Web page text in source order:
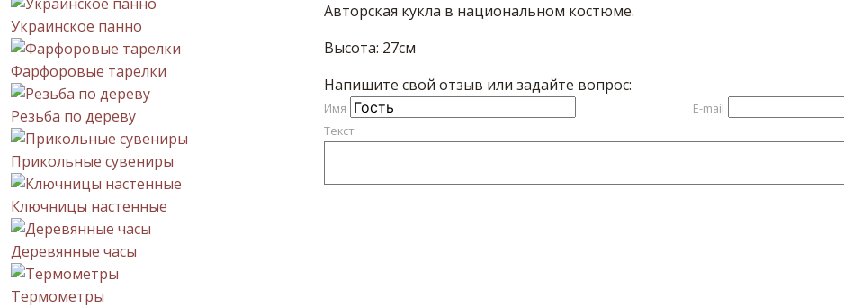
Украинское панно
Фарфоровые тарелки
Резьба по дереву
Прикольные сувениры
Ключницы настенные
Деревянные часы
Термометры
Авторская кукла в национальном костюме.
Высота: 27см
Напишите свой отзыв или задайте вопрос:
Имя
E-mail
Текст